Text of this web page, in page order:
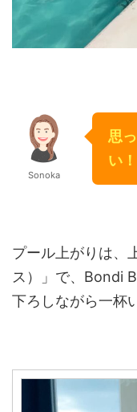
Sonoka
思
い！
プール上がりは、
ス）」で、Bondi
下ろしながら一杯